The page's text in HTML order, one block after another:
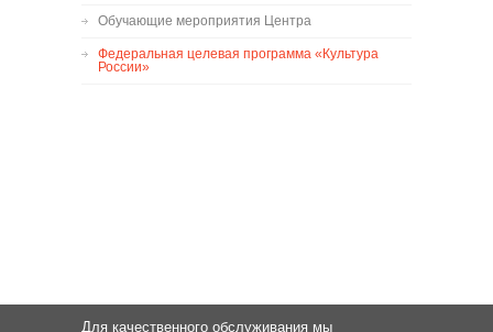
Обучающие мероприятия Центра
Федеральная целевая программа «Культура
России»
Для качественного обслуживания мы